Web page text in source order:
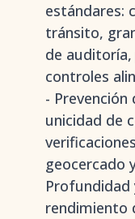
estándares:
tránsito,
de
controles
-
unicidad de
geocercado
Profundidad
rendimiento